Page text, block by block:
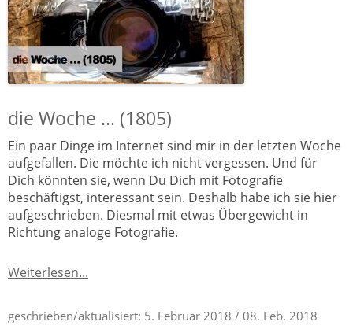
die Woche … (1805)
Ein paar Dinge im Internet sind mir in der letzten Woche
aufgefallen. Die möchte ich nicht vergessen. Und für
Dich könnten sie, wenn Du Dich mit Fotografie
beschäftigst, interessant sein. Deshalb habe ich sie hier
aufgeschrieben. Diesmal mit etwas Übergewicht in
Richtung analoge Fotografie.
Weiterlesen...
geschrieben/aktualisiert: 5. Februar 2018 / 08. Feb. 2018